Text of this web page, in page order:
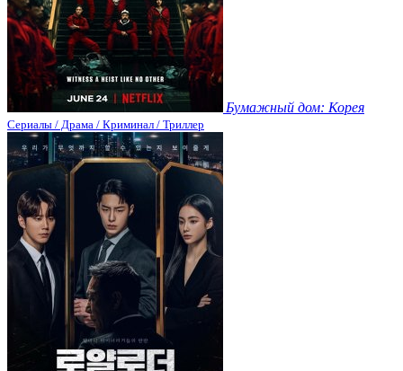
Бумажный дом: Корея
Сериалы / Драма / Криминал / Триллер